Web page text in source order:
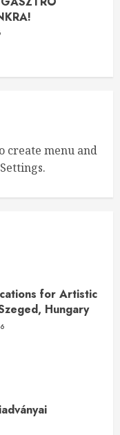
for Artistic
create menu and
for Artistic
Hungary